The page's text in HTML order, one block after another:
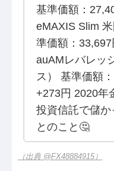
基準価額：
eMAXIS Slim
準価額：
auAMレバレッ
ス） 基準価額
+273円 2020年
投資信託で儲か
とのこと🤔
（出典 @FX48884915）